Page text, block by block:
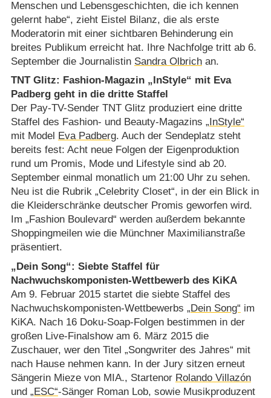
Menschen und Lebensgeschichten, die ich kennen
gelernt habe“, zieht Eistel Bilanz, die als erste
Moderatorin mit einer sichtbaren Behinderung ein
breites Publikum erreicht hat. Ihre Nachfolge tritt ab 6.
September die Journalistin Sandra Olbrichan.
TNT Glitz: Fashion-Magazin „InStyle“ mit Eva
Padberg geht in die dritte Staffel
Der Pay-TV-Sender TNT Glitz produziert eine dritte
Staffel des Fashion- und Beauty-Magazins „InStyle“
mit Model
Eva Padberg. Auch der Sendeplatz steht
bereits fest: Acht neue Folgen der Eigenproduktion
rund um Promis, Mode und Lifestyle sind ab 20.
September einmal monatlich um 21:00 Uhr zu sehen.
Neu ist die Rubrik „Celebrity Closet“, in der ein Blick in
die Kleiderschränke deutscher Promis geworfen wird.
Im „Fashion Boulevard“ werden außerdem bekannte
Shoppingmeilen wie die Münchner Maximilianstraße
präsentiert.
„Dein Song“: Siebte Staffel für
Nachwuchskomponisten-Wettbewerb des KiKA
Am 9. Februar 2015 startet die siebte Staffel des
Nachwuchskomponisten-Wettbewerbs „Dein Song“ im
KiKA. Nach 16 Doku-Soap-Folgen bestimmen in der
großen Live-Finalshow am 6. März 2015 die
Zuschauer, wer den Titel „Songwriter des Jahres“ mit
nach Hause nehmen kann. In der Jury sitzen erneut
Sängerin Mieze von MIA., Startenor Rolando Villazón
und „ESC“-Sänger Roman Lob, sowie Musikproduzent